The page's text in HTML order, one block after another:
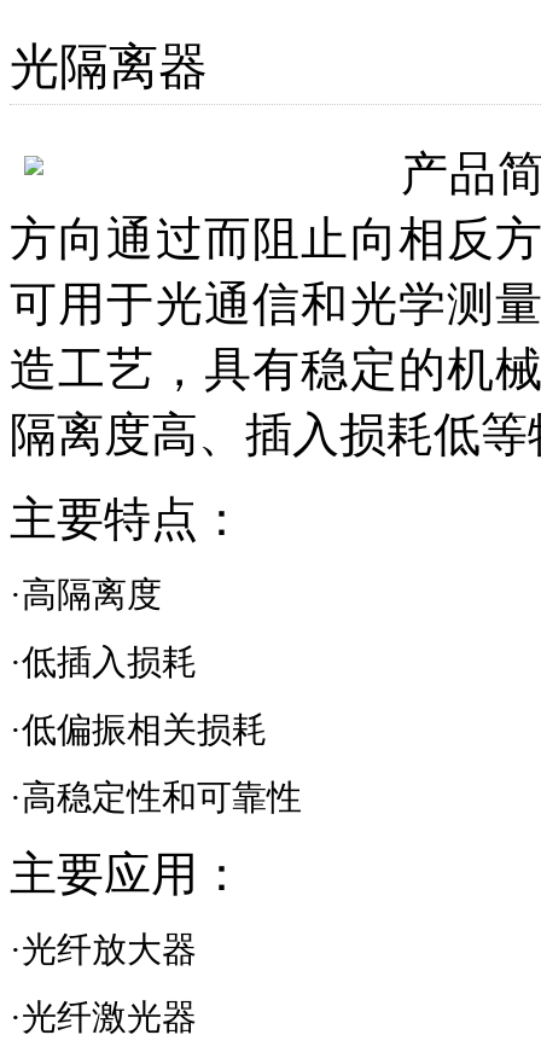
光隔离器
产品
方向通过而阻止向相反
可用于光通信和光学测
造工艺，具有稳定的机
隔离度高、插入损耗低
主要特点：
·高隔离度
·低插入损耗
·低偏振相关损耗
·高稳定性和可靠性
主要应用：
·光纤放大器
·光纤激光器